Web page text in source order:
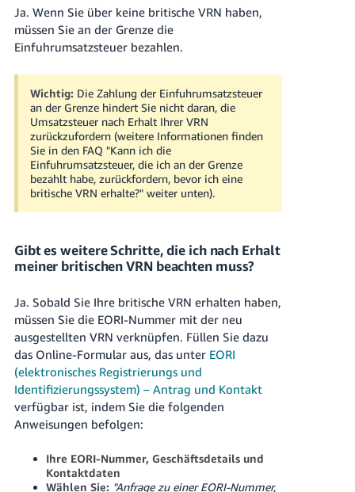
Ja. Wenn Sie über keine britische VRN haben,
müssen Sie an der Grenze die
Einfuhrumsatzsteuer bezahlen.
Wichtig: Die Zahlung der Einfuhrumsatzsteuer
an der Grenze hindert Sie nicht daran, die
Umsatzsteuer nach Erhalt Ihrer VRN
zurückzufordern (weitere Informationen finden
Sie in den FAQ "Kann ich die
Einfuhrumsatzsteuer, die ich an der Grenze
bezahlt habe, zurückfordern, bevor ich eine
britische VRN erhalte?" weiter unten).
Gibt es weitere Schritte, die ich nach Erhalt
meiner britischen VRN beachten muss?
Ja. Sobald Sie Ihre britische VRN erhalten haben,
müssen Sie die EORI-Nummer mit der neu
ausgestellten VRN verknüpfen. Füllen Sie dazu
das Online-Formular aus, das unter EORI
(elektronisches Registrierungs und
Identifizierungssystem) – Antrag und Kontakt
verfügbar ist, indem Sie die folgenden
Anweisungen befolgen:
Ihre EORI-Nummer, Geschäftsdetails und
Kontaktdaten
Wählen Sie: "Anfrage zu einer EORI-Nummer,